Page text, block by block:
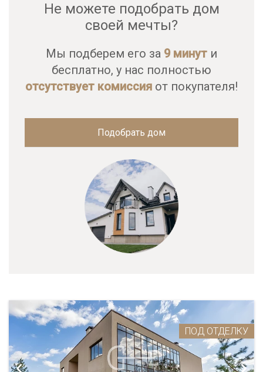
Не можете подобрать дом
своей мечты?
Мы подберем его за 9 минут и
бесплатно, у нас полностью
отсутствует комиссия от покупателя!
Подобрать дом
ПОД ОТДЕЛКУ